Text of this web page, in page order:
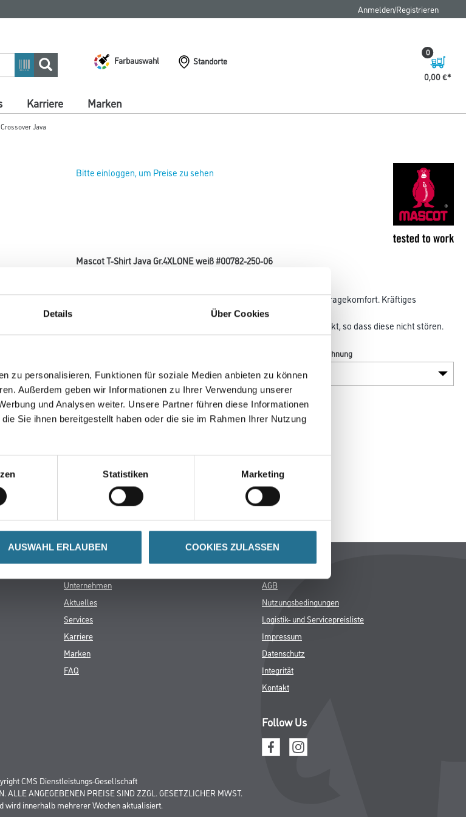
Details Über Cookies
zu personalisieren, Funktionen für soziale Medien anbieten zu können
Außerdem geben wir Informationen zu Ihrer Verwendung unserer
und Analysen weiter. Unsere Partner führen diese Informationen
Sie ihnen bereitgestellt haben oder die sie im Rahmen Ihrer Nutzung
Statistiken Marketing
AUSWAHL ERLAUBEN COOKIES ZULASSEN
Anmelden/Registrieren
Farbauswahl
Standorte
0,00 €
0
Karriere Marken
Java
Bitte einloggen, um Preise zu sehen
Mascot T-Shirt Java Gr.4XLONE weiß #00782-250-06
Gekämmte Baumwolle absorbiert Feuchtigkeit und bietet hohen Tragekomfort. Kräftiges
Rippenbündchen am Halsausschnitt. Die Nähte
im Nacken sind mit einem weichem, gepolstertem Material verdeckt, so dass diese nicht stören.
Farbtonbezeichnung
Umrechnungsfaktoren
CMS Gruppe
Unternehmen
Aktuelles
Services
Karriere
Marken
FAQ
Rechtliches
AGB
Nutzungsbedingungen
Logistik- und Servicepreisliste
Impressum
Datenschutz
Integrität
Kontakt
Follow Us
CMS Dienstleistungs-Gesellschaft
ALLE ANGEGEBENEN PREISE SIND ZZGL. GESETZLICHER MWST.
wird innerhalb mehrerer Wochen aktualisiert.